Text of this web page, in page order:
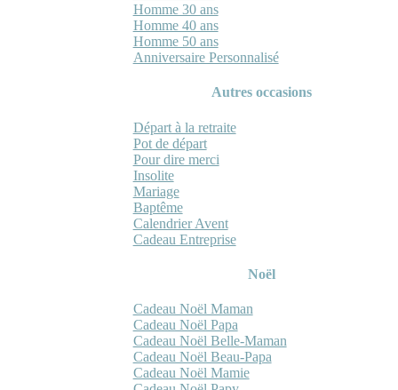
Homme 30 ans
Homme 40 ans
Homme 50 ans
Anniversaire Personnalisé
Autres occasions
Départ à la retraite
Pot de départ
Pour dire merci
Insolite
Mariage
Baptême
Calendrier Avent
Cadeau Entreprise
Noël
Cadeau Noël Maman
Cadeau Noël Papa
Cadeau Noël Belle-Maman
Cadeau Noël Beau-Papa
Cadeau Noël Mamie